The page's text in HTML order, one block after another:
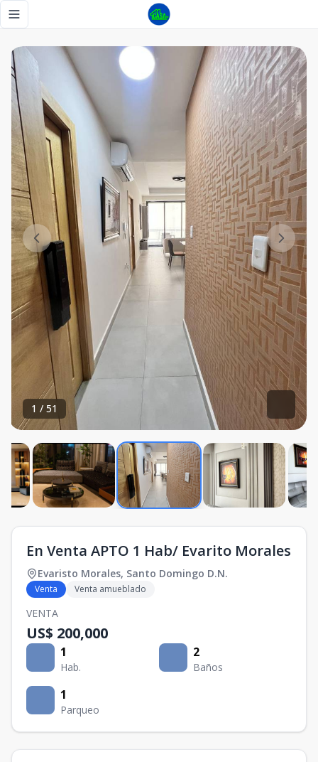
Toggle navigation menu
1 / 51
En Venta APTO 1 Hab/ Evarito Morales
Evaristo Morales, Santo Domingo D.N.
Venta Venta amueblado
VENTA
US$ 200,000
1
Hab.
2
Baños
1
Parqueo
En Venta APTO 1 Hab/ Evarito Morales - Tu Casa RD